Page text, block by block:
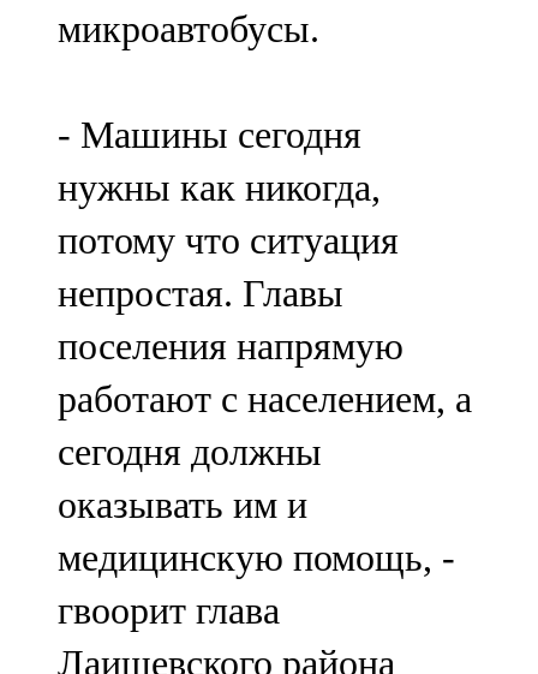
микроавтобусы.
- Машины сегодня
нужны как никогда,
потому что ситуация
непростая. Главы
поселения напрямую
работают с населением, а
сегодня должны
оказывать им и
медицинскую помощь, -
гвоорит глава
Лаишевского района